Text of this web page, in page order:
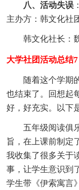
八、活动失误
主办方：韩文化社
韩文化社长：
大学社团活动总结7
随着这个学期的
也结束了。回想起
好，好充实。以下
五年级阅读俱乐
旨，在上课前制定
我收集了很多关于
事，让学生意识到
学生带《伊索寓言